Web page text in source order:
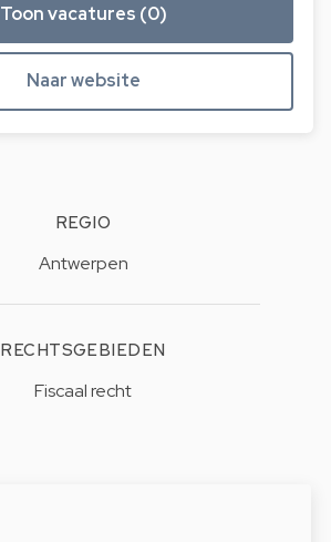
Toon vacatures (0)
Naar website
REGIO
Antwerpen
RECHTSGEBIEDEN
Fiscaal recht